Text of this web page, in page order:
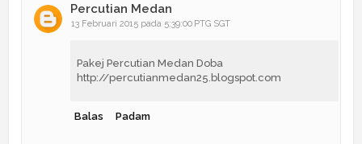
Percutian Medan
13 Februari 2015 pada 5:39:00 PTG SGT
Pakej Percutian Medan Doba
http://percutianmedan25.blogspot.com
Balas Padam